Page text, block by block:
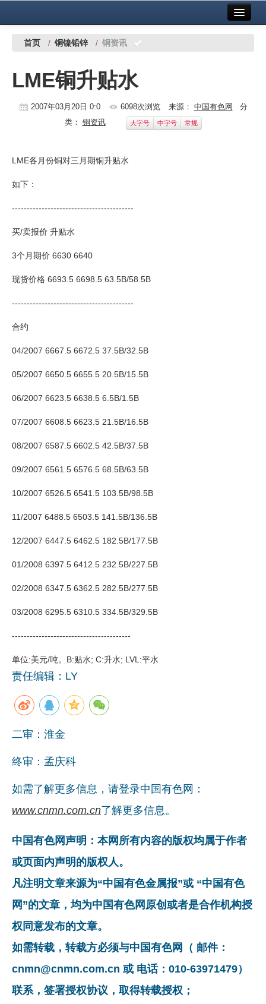
中国有色金属报社主办 广告服务
铜镍铅锌
铝
有色市场
科技
镁钛
地矿 建设
党建工作
企业文化
《资源再生》杂志
行情报价
首页 / 铜镍铅锌 / 铜资讯
LME铜升贴水
2007年03月20日 0:0 6098次浏览 来源： 中国有色网 分
类： 铜资讯 大字号 中字号 常规
LME各月份铜对三月期铜升贴水
如下：
-----------------------------------------
买/卖报价 升贴水
3个月期价 6630 6640
现货价格 6693.5 6698.5 63.5B/58.5B
-----------------------------------------
合约
04/2007 6667.5 6672.5 37.5B/32.5B
05/2007 6650.5 6655.5 20.5B/15.5B
06/2007 6623.5 6638.5 6.5B/1.5B
07/2007 6608.5 6623.5 21.5B/16.5B
08/2007 6587.5 6602.5 42.5B/37.5B
09/2007 6561.5 6576.5 68.5B/63.5B
10/2007 6526.5 6541.5 103.5B/98.5B
11/2007 6488.5 6503.5 141.5B/136.5B
12/2007 6447.5 6462.5 182.5B/177.5B
01/2008 6397.5 6412.5 232.5B/227.5B
02/2008 6347.5 6362.5 282.5B/277.5B
03/2008 6295.5 6310.5 334.5B/329.5B
----------------------------------------
单位:美元/吨。B:贴水; C:升水; LVL:平水
责任编辑：LY
二审：淮金
终审：孟庆科
如需了解更多信息，请登录中国有色网：
www.cnmn.com.cn了解更多信息。
中国有色网声明：本网所有内容的版权均属于作者
或页面内声明的版权人。
凡注明文章来源为“中国有色金属报”或 “中国有色
网”的文章，均为中国有色网原创或者是合作机构授
权同意发布的文章。
如需转载，转载方必须与中国有色网（ 邮件：
cnmn@cnmn.com.cn 或 电话：010-63971479）
联系，签署授权协议，取得转载授权；